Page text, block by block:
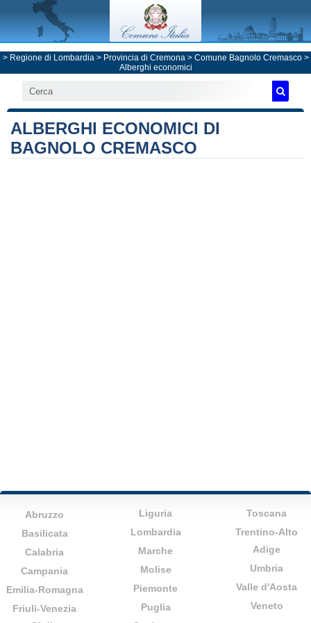
> Regione di Lombardia> Provincia di Cremona> Comune Bagnolo Cremasco>
Alberghi economici
ALBERGHI ECONOMICI DI
BAGNOLO CREMASCO
Abruzzo
Basilicata
Calabria
Campania
Emilia-Romagna
Friuli-Venezia
Liguria
Lombardia
Marche
Molise
Piemonte
Puglia
Toscana
Trentino-Alto
Adige
Umbria
Valle d'Aosta
Veneto